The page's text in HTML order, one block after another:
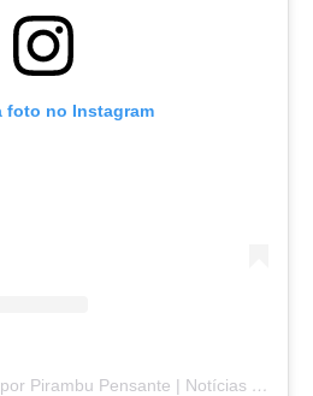
foto no Instagram
Um post compartilhado por Pirambu Pensante | Notícias & Entretenimento (@pirambupensante)